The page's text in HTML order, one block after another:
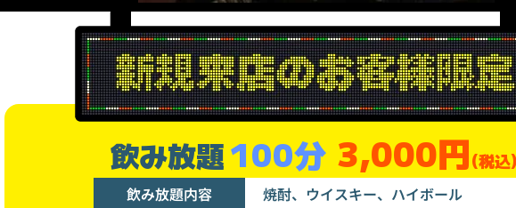
飲み放題100分 3,000円(税込
飲み放題内容
焼酎、ウイスキー、ハイボール